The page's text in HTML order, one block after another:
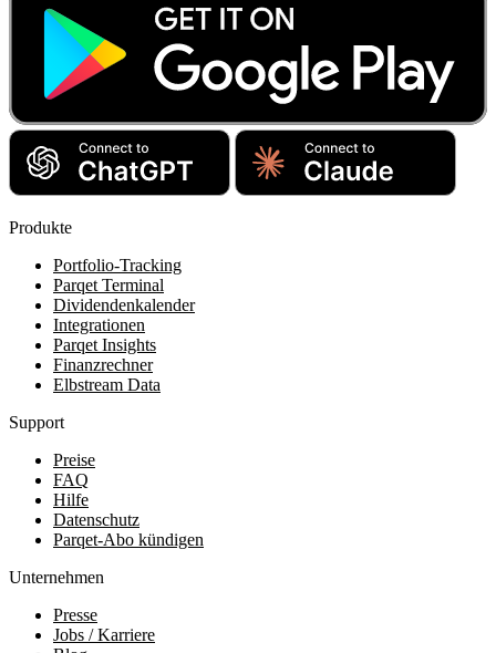
Produkte
Portfolio-Tracking
Parqet Terminal
Dividendenkalender
Integrationen
Parqet Insights
Finanzrechner
Elbstream Data
Support
Preise
FAQ
Hilfe
Datenschutz
Parqet-Abo kündigen
Unternehmen
Presse
Jobs / Karriere